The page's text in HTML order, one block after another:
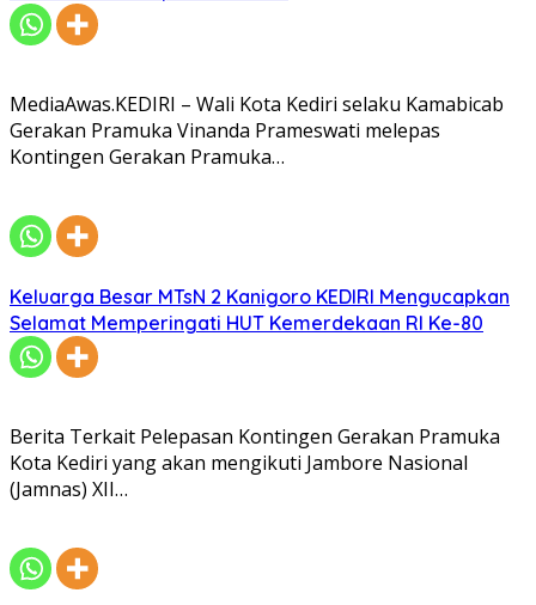
MediaAwas.KEDIRI – Wali Kota Kediri selaku Kamabicab
Gerakan Pramuka Vinanda Prameswati melepas
Kontingen Gerakan Pramuka…
Keluarga Besar MTsN 2 Kanigoro KEDIRI Mengucapkan
Selamat Memperingati HUT Kemerdekaan RI Ke-80
Berita Terkait Pelepasan Kontingen Gerakan Pramuka
Kota Kediri yang akan mengikuti Jambore Nasional
(Jamnas) XII…